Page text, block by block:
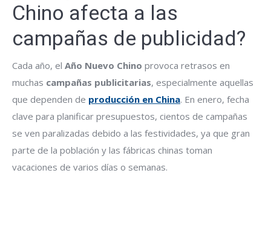
Chino afecta a las
campañas de publicidad?
Cada año, el Año Nuevo Chino provoca retrasos en
muchas campañas publicitarias, especialmente aquellas
que dependen de producción en China. En enero, fecha
clave para planificar presupuestos, cientos de campañas
se ven paralizadas debido a las festividades, ya que gran
parte de la población y las fábricas chinas toman
vacaciones de varios días o semanas.